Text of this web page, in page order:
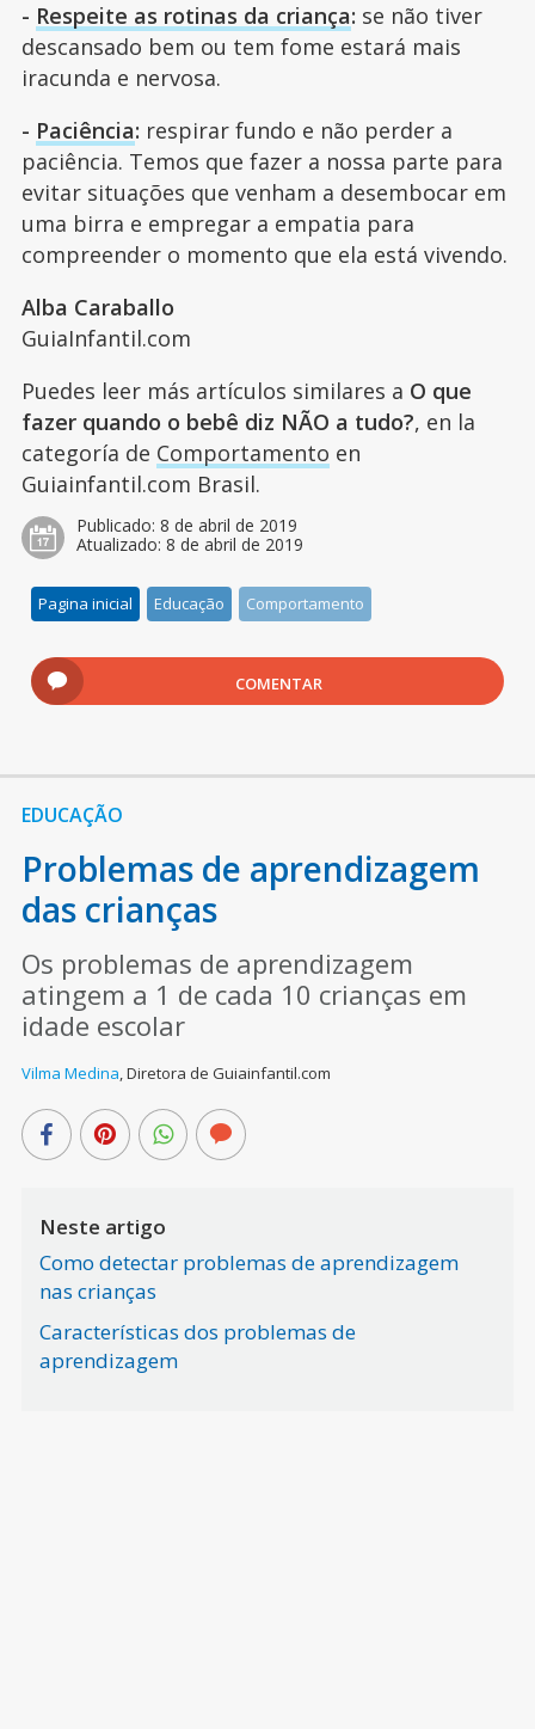
- Respeite as rotinas da criança: se não tiver
descansado bem ou tem fome estará mais
iracunda e nervosa.
- Paciência: respirar fundo e não perder a
paciência. Temos que fazer a nossa parte para
evitar situações que venham a desembocar em
uma birra e empregar a empatia para
compreender o momento que ela está vivendo.
Alba Caraballo
GuiaInfantil.com
Puedes leer más artículos similares a O que
fazer quando o bebê diz NÃO a tudo?, en la
categoría de Comportamento en
Guiainfantil.com Brasil.
Publicado: 8 de abril de 2019
Atualizado: 8 de abril de 2019
Pagina inicial Educação Comportamento
COMENTAR
EDUCAÇÃO
Problemas de aprendizagem
das crianças
Os problemas de aprendizagem
atingem a 1 de cada 10 crianças em
idade escolar
Vilma Medina,Diretora de Guiainfantil.com
Neste artigo
Como detectar problemas de aprendizagem
nas crianças
Características dos problemas de
aprendizagem